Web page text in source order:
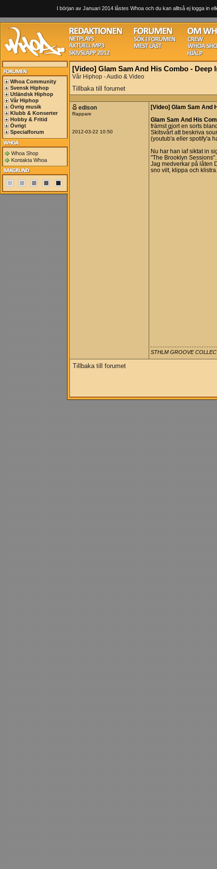
I början av Januari 2014 låstes Whoa och du kan alltså ej logga in
Whoa Community
Svensk Hiphop
Utländsk Hiphop
Vår Hiphop
Övrig musik
Klubb & Konserter
Hobby & Fritid
Övrigt
Specialforum
Whoa Shop
Kontakta Whoa
[Video] Glam Sam And His Combo - Deep
Vår Hiphop - Audio & Video
Tillbaka till forumet
edison
Rappare
2012-03-22 10:50
[Video] Glam Sam And
Glam Sam And His
främst gjort en sorts
Skitsvårt att beskriva
(youtub'a eller spotify'a
Nu har han iaf siktat in
"The Brooklyn Sessions".
Jag medverkar på låten
sno vilt, klippa och
STHLM GROOVE
Tillbaka till forumet